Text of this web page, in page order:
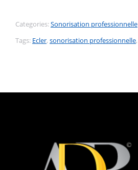
Categories:Sonorisation professionnelle
Tags: Ecler, sonorisation professionnelle,